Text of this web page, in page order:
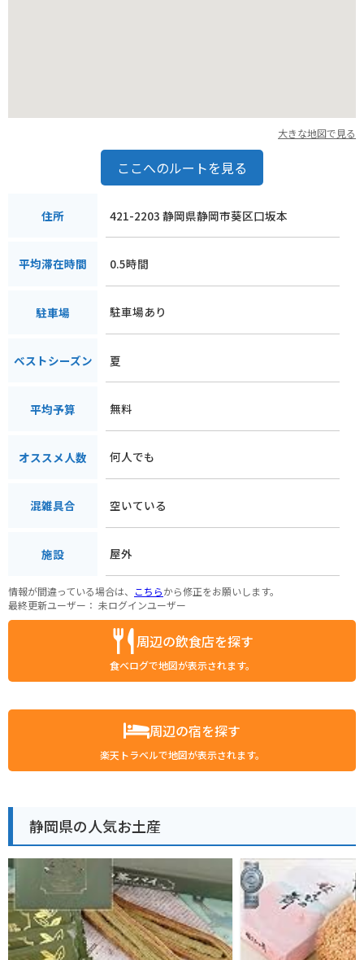
大きな地図で見る
ここへのルートを見る
住所 421-2203 静岡県静岡市葵区口坂本
平均滞在時間 0.5時間
駐車場 駐車場あり
ベストシーズン 夏
平均予算 無料
オススメ人数 何人でも
混雑具合 空いている
施設 屋外
情報が間違っている場合は、 こちらから修正をお願いします。
最終更新ユーザー： 未ログインユーザー
周辺の飲食店を探す
食べログで地図が表示されます。
周辺の宿を探す
楽天トラベルで地図が表示されます。
静岡県の人気お土産